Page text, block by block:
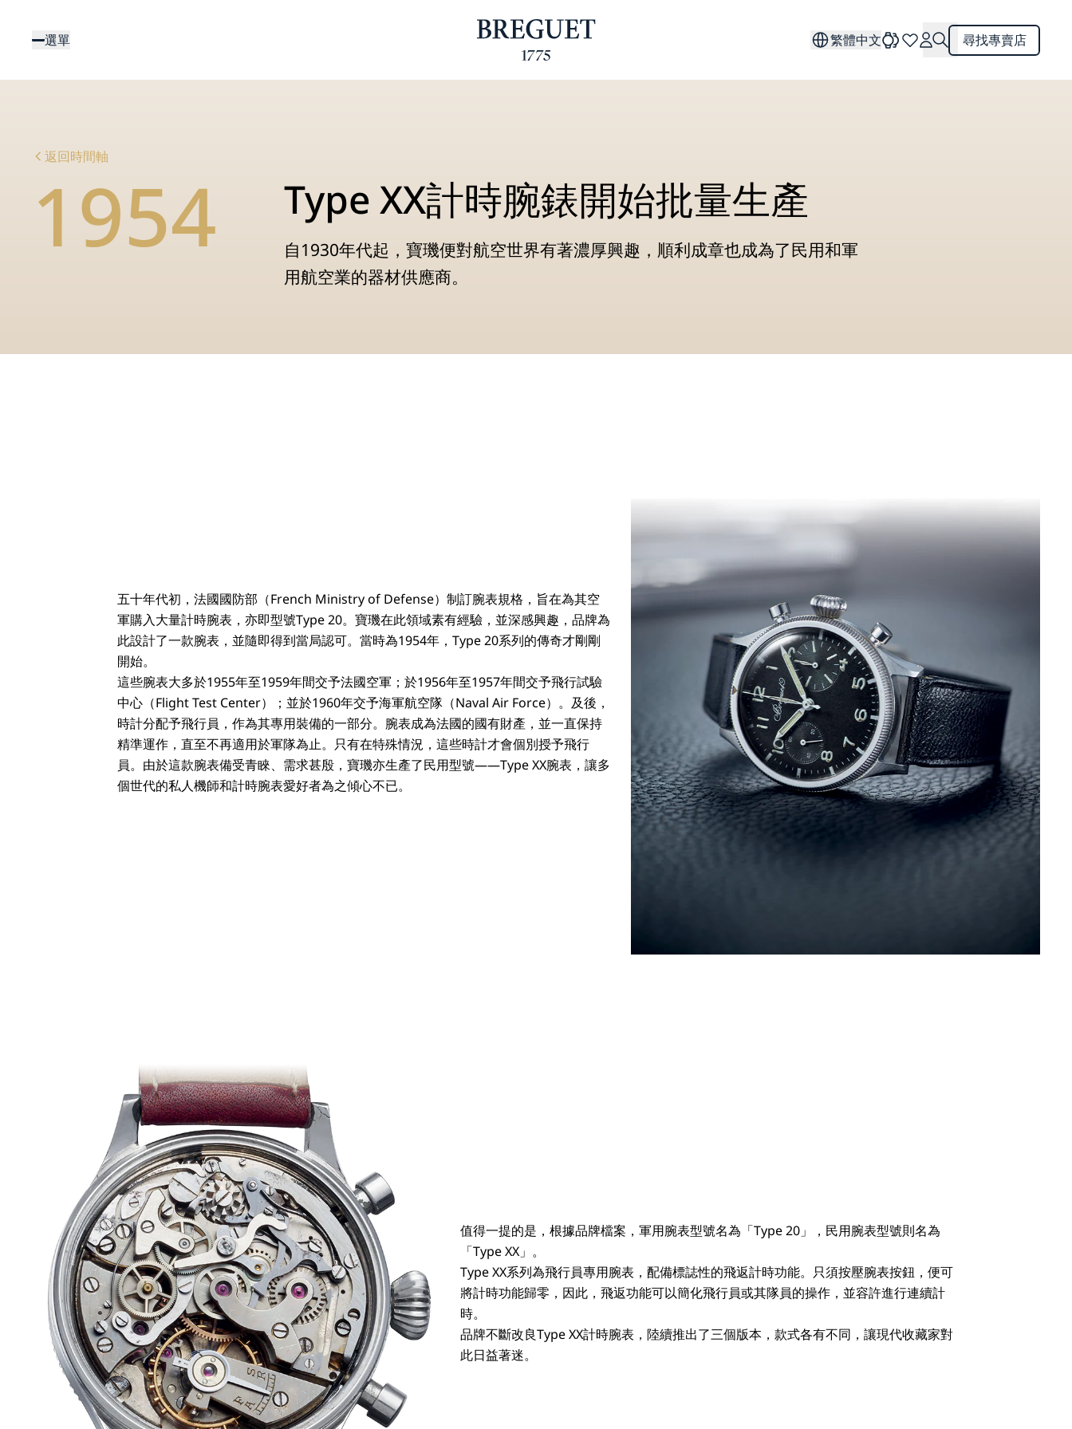
選單 繁體中文 尋找專賣店
返回時間軸
1954 Type XX計時腕錶開始批量生產
自1930年代起，寶璣便對航空世界有著濃厚興趣，順利成章也成為了民用和軍
用航空業的器材供應商。
五十年代初，法國國防部（French Ministry of Defense）制訂腕表規格，旨在為其空
軍購入大量計時腕表，亦即型號Type 20。寶璣在此領域素有經驗，並深感興趣，品牌為
此設計了一款腕表，並隨即得到當局認可。當時為1954年，Type 20系列的傳奇才剛剛
開始。
這些腕表大多於1955年至1959年間交予法國空軍；於1956年至1957年間交予飛行試驗
中心（Flight Test Center）；並於1960年交予海軍航空隊（Naval Air Force）。及後，
時計分配予飛行員，作為其專用裝備的一部分。腕表成為法國的國有財產，並一直保持
精準運作，直至不再適用於軍隊為止。只有在特殊情況，這些時計才會個別授予飛行
員。由於這款腕表備受青睞、需求甚殷，寶璣亦生產了民用型號——Type XX腕表，讓多
個世代的私人機師和計時腕表愛好者為之傾心不已。
值得一提的是，根據品牌檔案，軍用腕表型號名為「Type 20」，民用腕表型號則名為
「Type XX」。
Type XX系列為飛行員專用腕表，配備標誌性的飛返計時功能。只須按壓腕表按鈕，便可
將計時功能歸零，因此，飛返功能可以簡化飛行員或其隊員的操作，並容許進行連續計
時。
品牌不斷改良Type XX計時腕表，陸續推出了三個版本，款式各有不同，讓現代收藏家對
此日益著迷。